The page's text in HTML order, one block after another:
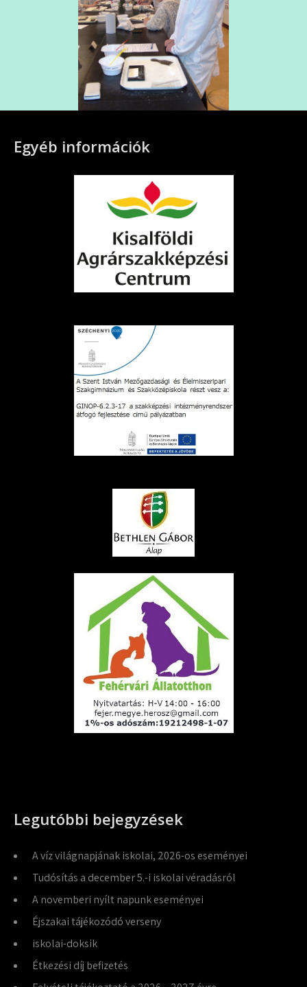
Egyéb információk
Legutóbbi bejegyzések
A víz világnapjának iskolai, 2026-os eseményei
Tudósítás a december 5.-i iskolai véradásról
A novemberi nyílt napunk eseményei
Éjszakai tájékozódó verseny
iskolai-doksik
Étkezési díj befizetés